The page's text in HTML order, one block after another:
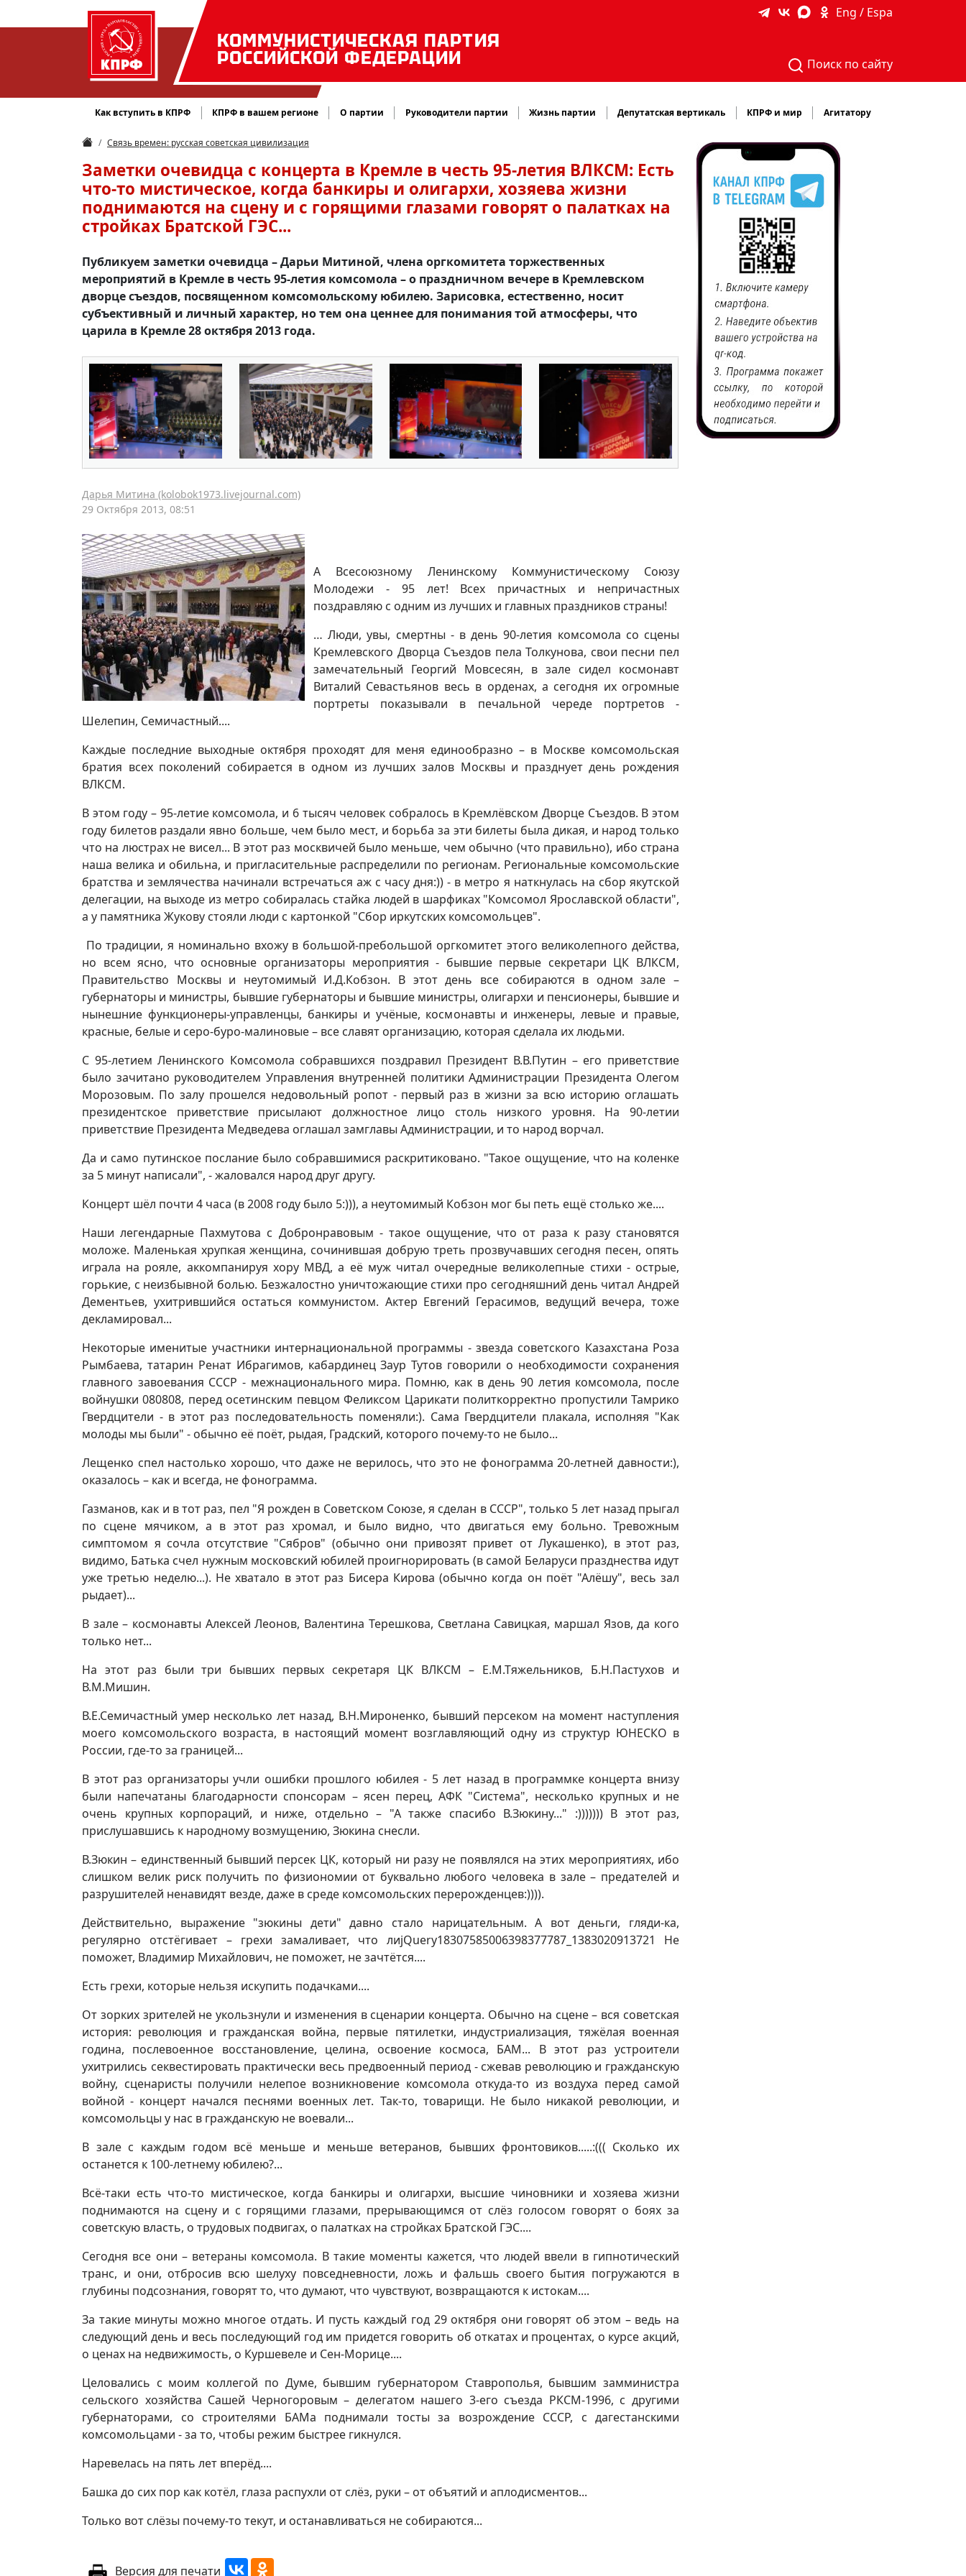
КОММУНИСТИЧЕСКАЯ ПАРТИЯ
РОССИЙСКОЙ ФЕДЕРАЦИИ
Eng / Espa
Поиск по сайту
Как вступить в КПРФ КПРФ в вашем регионе О партии Руководители партии Жизнь партии Депутатская вертикаль КПРФ и мир Агитатору
Связь времен: русская советская цивилизация
Заметки очевидца с концерта в Кремле в честь 95-летия ВЛКСМ: Есть
что-то мистическое, когда банкиры и олигархи, хозяева жизни
поднимаются на сцену и с горящими глазами говорят о палатках на
стройках Братской ГЭС...
Публикуем заметки очевидца – Дарьи Митиной, члена оргкомитета торжественных
мероприятий в Кремле в честь 95-летия комсомола – о праздничном вечере в Кремлевском
дворце съездов, посвященном комсомольскому юбилею. Зарисовка, естественно, носит
субъективный и личный характер, но тем она ценнее для понимания той атмосферы, что
царила в Кремле 28 октября 2013 года.
Дарья Митина (kolobok1973.livejournal.com)
29 Октября 2013, 08:51
А Всесоюзному Ленинскому Коммунистическому Союзу
Молодежи - 95 лет! Всех причастных и непричастных
поздравляю с одним из лучших и главных праздников страны!
… Люди, увы, смертны - в день 90-летия комсомола со сцены
Кремлевского Дворца Съездов пела Толкунова, свои песни пел
замечательный Георгий Мовсесян, в зале сидел космонавт
Виталий Севастьянов весь в орденах, а сегодня их огромные
портреты показывали в печальной череде портретов -
Шелепин, Семичастный....
Каждые последние выходные октября проходят для меня единообразно – в Москве комсомольская
братия всех поколений собирается в одном из лучших залов Москвы и празднует день рождения
ВЛКСМ.
В этом году – 95-летие комсомола, и 6 тысяч человек собралось в Кремлёвском Дворце Съездов. В этом
году билетов раздали явно больше, чем было мест, и борьба за эти билеты была дикая, и народ только
что на люстрах не висел... В этот раз москвичей было меньше, чем обычно (что правильно), ибо страна
наша велика и обильна, и пригласительные распределили по регионам. Региональные комсомольские
братства и землячества начинали встречаться аж с часу дня:)) - в метро я наткнулась на сбор якутской
делегации, на выходе из метро собиралась стайка людей в шарфиках "Комсомол Ярославской области",
а у памятника Жукову стояли люди с картонкой "Сбор иркутских комсомольцев".
По традиции, я номинально вхожу в большой-пребольшой оргкомитет этого великолепного действа,
но всем ясно, что основные организаторы мероприятия - бывшие первые секретари ЦК ВЛКСМ,
Правительство Москвы и неутомимый И.Д.Кобзон. В этот день все собираются в одном зале –
губернаторы и министры, бывшие губернаторы и бывшие министры, олигархи и пенсионеры, бывшие и
нынешние функционеры-управленцы, банкиры и учёные, космонавты и инженеры, левые и правые,
красные, белые и серо-буро-малиновые – все славят организацию, которая сделала их людьми.
С 95-летием Ленинского Комсомола собравшихся поздравил Президент В.В.Путин – его приветствие
было зачитано руководителем Управления внутренней политики Администрации Президента Олегом
Морозовым. По залу прошелся недовольный ропот - первый раз в жизни за всю историю оглашать
президентское приветствие присылают должностное лицо столь низкого уровня. На 90-летии
приветствие Президента Медведева оглашал замглавы Администрации, и то народ ворчал.
Да и само путинское послание было собравшимися раскритиковано. "Такое ощущение, что на коленке
за 5 минут написали", - жаловался народ друг другу.
Концерт шёл почти 4 часа (в 2008 году было 5:))), а неутомимый Кобзон мог бы петь ещё столько же....
Наши легендарные Пахмутова с Добронравовым - такое ощущение, что от раза к разу становятся
моложе. Маленькая хрупкая женщина, сочинившая добрую треть прозвучавших сегодня песен, опять
играла на рояле, аккомпанируя хору МВД, а её муж читал очередные великолепные стихи - острые,
горькие, с неизбывной болью. Безжалостно уничтожающие стихи про сегодняшний день читал Андрей
Дементьев, ухитрившийся остаться коммунистом. Актер Евгений Герасимов, ведущий вечера, тоже
декламировал...
Некоторые именитые участники интернациональной программы - звезда советского Казахстана Роза
Рымбаева, татарин Ренат Ибрагимов, кабардинец Заур Тутов говорили о необходимости сохранения
главного завоевания СССР - межнационального мира. Помню, как в день 90 летия комсомола, после
войнушки 080808, перед осетинским певцом Феликсом Царикати политкорректно пропустили Тамрико
Гвердцители - в этот раз последовательность поменяли:). Сама Гвердцители плакала, исполняя "Как
молоды мы были" - обычно её поёт, рыдая, Градский, которого почему-то не было...
Лещенко спел настолько хорошо, что даже не верилось, что это не фонограмма 20-летней давности:),
оказалось – как и всегда, не фонограмма.
Газманов, как и в тот раз, пел "Я рожден в Советском Союзе, я сделан в СССР", только 5 лет назад прыгал
по сцене мячиком, а в этот раз хромал, и было видно, что двигаться ему больно. Тревожным
симптомом я сочла отсутствие "Сябров" (обычно они привозят привет от Лукашенко), в этот раз,
видимо, Батька счел нужным московский юбилей проигнорировать (в самой Беларуси празднества идут
уже третью неделю...). Не хватало в этот раз Бисера Кирова (обычно когда он поёт "Алёшу", весь зал
рыдает)...
В зале – космонавты Алексей Леонов, Валентина Терешкова, Светлана Савицкая, маршал Язов, да кого
только нет...
На этот раз были три бывших первых секретаря ЦК ВЛКСМ – Е.М.Тяжельников, Б.Н.Пастухов и
В.М.Мишин.
В.Е.Семичастный умер несколько лет назад, В.Н.Мироненко, бывший персеком на момент наступления
моего комсомольского возраста, в настоящий момент возглавляющий одну из структур ЮНЕСКО в
России, где-то за границей...
В этот раз организаторы учли ошибки прошлого юбилея - 5 лет назад в программке концерта внизу
были напечатаны благодарности спонсорам – ясен перец, АФК "Система", несколько крупных и не
очень крупных корпораций, и ниже, отдельно – "А также спасибо В.Зюкину..." :))))))) В этот раз,
прислушавшись к народному возмущению, Зюкина снесли.
В.Зюкин – единственный бывший персек ЦК, который ни разу не появлялся на этих мероприятиях, ибо
слишком велик риск получить по физиономии от буквально любого человека в зале – предателей и
разрушителей ненавидят везде, даже в среде комсомольских перерожденцев:)))).
Действительно, выражение "зюкины дети" давно стало нарицательным. А вот деньги, гляди-ка,
регулярно отстёгивает – грехи замаливает, что лиjQuery18307585006398377787_1383020913721 Не
поможет, Владимир Михайлович, не поможет, не зачтётся....
Есть грехи, которые нельзя искупить подачками....
От зорких зрителей не укользнули и изменения в сценарии концерта. Обычно на сцене – вся советская
история: революция и гражданская война, первые пятилетки, индустриализация, тяжёлая военная
година, послевоенное восстановление, целина, освоение космоса, БАМ... В этот раз устроители
ухитрились секвестировать практически весь предвоенный период - сжевав революцию и гражданскую
войну, сценаристы получили нелепое возникновение комсомола откуда-то из воздуха перед самой
войной - концерт начался песнями военных лет. Так-то, товарищи. Не было никакой революции, и
комсомольцы у нас в гражданскую не воевали...
В зале с каждым годом всё меньше и меньше ветеранов, бывших фронтовиков.....:((( Сколько их
останется к 100-летнему юбилею?...
Всё-таки есть что-то мистическое, когда банкиры и олигархи, высшие чиновники и хозяева жизни
поднимаются на сцену и с горящими глазами, прерывающимся от слёз голосом говорят о боях за
советскую власть, о трудовых подвигах, о палатках на стройках Братской ГЭС....
Сегодня все они – ветераны комсомола. В такие моменты кажется, что людей ввели в гипнотический
транс, и они, отбросив всю шелуху повседневности, ложь и фальшь своего бытия погружаются в
глубины подсознания, говорят то, что думают, что чувствуют, возвращаются к истокам....
За такие минуты можно многое отдать. И пусть каждый год 29 октября они говорят об этом – ведь на
следующий день и весь последующий год им придется говорить об откатах и процентах, о курсе акций,
о ценах на недвижимость, о Куршевеле и Сен-Морице....
Целовались с моим коллегой по Думе, бывшим губернатором Ставрополья, бывшим замминистра
сельского хозяйства Сашей Черногоровым – делегатом нашего 3-его съезда РКСМ-1996, с другими
губернаторами, со строителями БАМа поднимали тосты за возрождение СССР, с дагестанскими
комсомольцами - за то, чтобы режим быстрее гикнулся.
Наревелась на пять лет вперёд....
Башка до сих пор как котёл, глаза распухли от слёз, руки – от объятий и аплодисментов...
Только вот слёзы почему-то текут, и останавливаться не собираются...
Версия для печати